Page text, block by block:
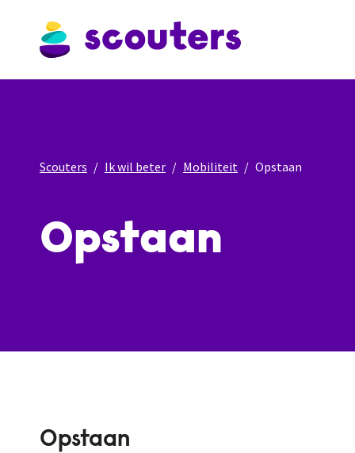
Scouters Ik wil beter Mobiliteit Opstaan
Opstaan
Opstaan